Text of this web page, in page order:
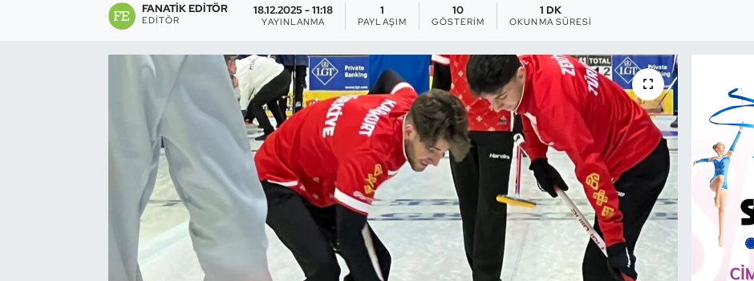
FANATIK EDITÖR
EDITÖR
18.12.2025 - 11:18
YAYINLANMA
1
PAYLAŞIM
10
GÖSTERIM
1 DK
OKUNMA SÜRESI
Buz Hokeyi